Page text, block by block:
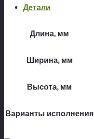
Детали
Длина, мм
Ширина, мм
Высота, мм
Варианты исполнения